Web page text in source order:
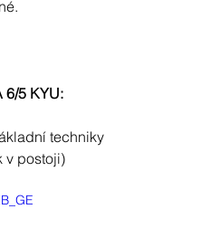
6/5 KYU:
techniky
v postoji)